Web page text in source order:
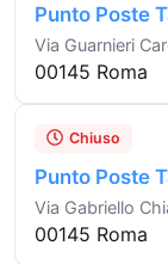
Punto Poste
Via Guarnieri
00145 Roma
Chiuso
Punto Poste
Via Gabriello
00145 Roma